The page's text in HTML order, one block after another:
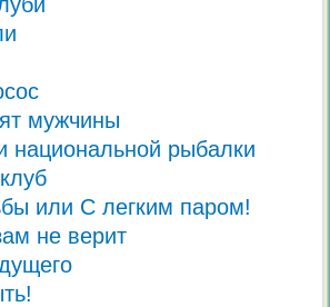
мужчины
национальной рыбалки
или С легким паром!
не верит